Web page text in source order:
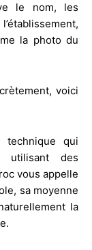
le nom, les
la photo du
voici
qui
utilisant des
vous appelle
sa moyenne
la